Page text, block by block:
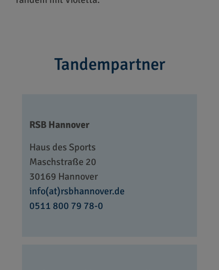
Tandempartner
RSB Hannover
Haus des Sports
Maschstraße 20
30169 Hannover
info(at)rsbhannover.de
0511 800 79 78-0